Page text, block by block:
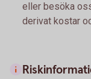
eller besöka
derivat kostar